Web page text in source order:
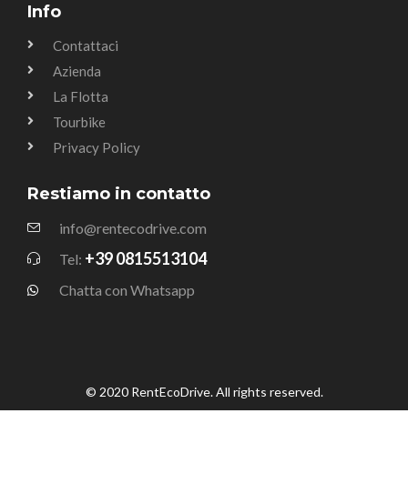
Info
Contattaci
Azienda
La Flotta
Tourbike
Privacy Policy
Restiamo in contatto
info@rentecodrive.com
Tel: +39 0815513104
Chatta con Whatsapp
© 2020 RentEcoDrive. All rights reserved.